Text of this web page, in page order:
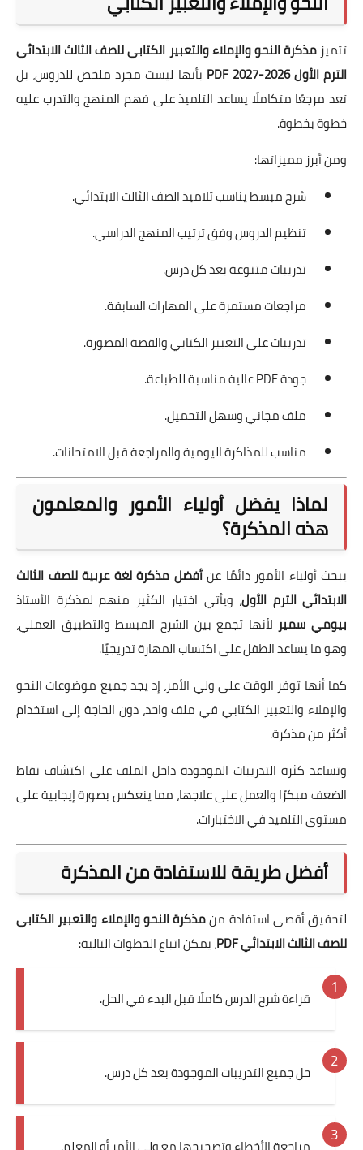
تتميزمذكرة النحو والإملاء والتعبير الكتابي للصف الثالث الابتدائي
الترم الأول 2026-2027 PDF
بأنها ليست مجرد ملخص للدروس، بل
تعد مرجعًا متكاملًا يساعد التلميذ على فهم المنهج والتدرب عليه
خطوة بخطوة.
ومن أبرز مميزاتها:
شرح مبسط يناسب تلاميذ الصف الثالث الابتدائي.
تنظيم الدروس وفق ترتيب المنهج الدراسي.
تدريبات متنوعة بعد كل درس.
مراجعات مستمرة على المهارات السابقة.
تدريبات على التعبير الكتابي والقصة المصورة.
جودة PDF عالية مناسبة للطباعة.
ملف مجاني وسهل التحميل.
مناسب للمذاكرة اليومية والمراجعة قبل الامتحانات.
لماذا يفضل أولياء الأمور والمعلمون
هذه المذكرة؟
يبحث أولياء الأمور دائمًا عنأفضل مذكرة لغة عربية للصف الثالث
الابتدائي الترم الأول، ويأتي اختيار الكثير منهم لمذكرة الأستاذ
بيومي سميرلأنها تجمع بين الشرح المبسط والتطبيق العملي،
وهو ما يساعد الطفل على اكتساب المهارة تدريجيًا.
كما أنها توفر الوقت على ولي الأمر، إذ يجد جميع موضوعات النحو
والإملاء والتعبير الكتابي في ملف واحد، دون الحاجة إلى استخدام
أكثر من مذكرة.
وتساعد كثرة التدريبات الموجودة داخل الملف على اكتشاف نقاط
الضعف مبكرًا والعمل على علاجها، مما ينعكس بصورة إيجابية على
مستوى التلميذ في الاختبارات.
أفضل طريقة للاستفادة من المذكرة
لتحقيق أقصى استفادة منمذكرة النحو والإملاء والتعبير الكتابي
للصف الثالث الابتدائي PDF
، يمكن اتباع الخطوات التالية:
قراءة شرح الدرس كاملًا قبل البدء في الحل.
حل جميع التدريبات الموجودة بعد كل درس.